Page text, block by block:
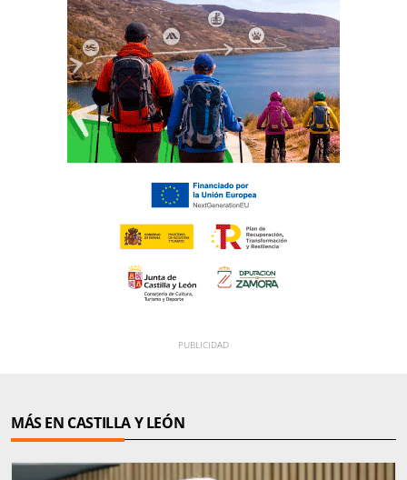
MÁS EN CASTILLA Y LEÓN